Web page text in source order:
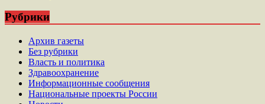
Рубрики
Архив газеты
Без рубрики
Власть и политика
Здравоохранение
Информационные сообщения
Национальные проекты России